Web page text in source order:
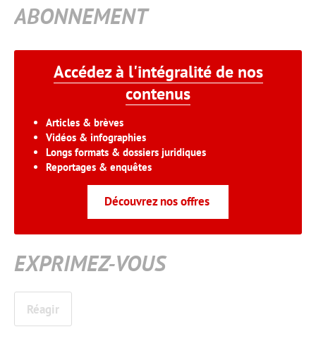
ABONNEMENT
Accédez à l'intégralité de nos
contenus
Articles & brèves
Vidéos & infographies
Longs formats & dossiers juridiques
Reportages & enquêtes
Découvrez nos offres
EXPRIMEZ-VOUS
Réagir